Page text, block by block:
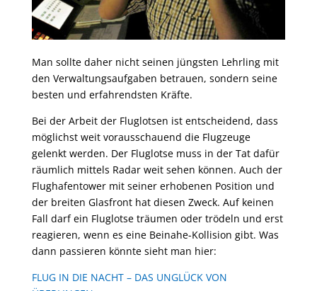
Man sollte daher nicht seinen jüngsten Lehrling mit
den Verwaltungsaufgaben betrauen, sondern seine
besten und erfahrendsten Kräfte.
Bei der Arbeit der Fluglotsen ist entscheidend, dass
möglichst weit vorausschauend die Flugzeuge
gelenkt werden. Der Fluglotse muss in der Tat dafür
räumlich mittels Radar weit sehen können. Auch der
Flughafentower mit seiner erhobenen Position und
der breiten Glasfront hat diesen Zweck. Auf keinen
Fall darf ein Fluglotse träumen oder trödeln und erst
reagieren, wenn es eine Beinahe-Kollision gibt. Was
dann passieren könnte sieht man hier:
FLUG IN DIE NACHT – DAS UNGLÜCK VON